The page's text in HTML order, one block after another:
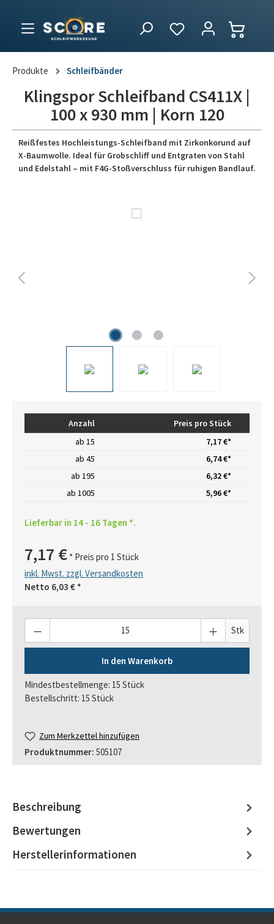
Produkte Schleifbänder
Klingspor Schleifband CS411X |
100 x 930 mm | Korn 120
Reißfestes Hochleistungs-Schleifband mit Zirkonkorund auf
X-Baumwolle. Ideal für Grobschliff und Entgraten von Stahl
und Edelstahl – mit F4G-Stoßverschluss für ruhigen Bandlauf.
Anzahl
Preis pro Stück
ab 15
7,17 €*
ab 45
6,74 €*
ab 195
6,32 €*
ab 1005 5,96 €*
Lieferbar in 14 - 16 Tagen *.
7,17 € * Preis pro 1 Stück
inkl. Mwst. zzgl. Versandkosten
Netto 6,03 € *
Stk
In den Warenkorb
Mindestbestellmenge: 15 Stück
Bestellschritt: 15 Stück
Zum Merkzettel hinzufügen
Produktnummer: 505107
Beschreibung
Bewertungen
Herstellerinformationen